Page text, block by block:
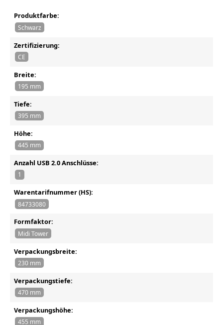
Produktfarbe:
Schwarz
Zertifizierung:
CE
Breite:
195 mm
Tiefe:
395 mm
Höhe:
445 mm
Anzahl USB 2.0 Anschlüsse:
1
Warentarifnummer (HS):
84733080
Formfaktor:
Midi Tower
Verpackungsbreite:
230 mm
Verpackungstiefe:
470 mm
Verpackungshöhe:
455 mm